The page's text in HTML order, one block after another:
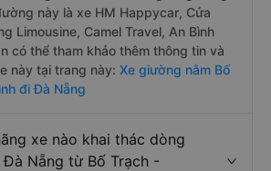
này là xe HM Happycar, Cửa
Limousine, Camel Travel, An Bình
có thể tham khảo thêm thông tin và
này tại trang này: Xe giường nằm Bố
đi Đà Nẵng
xe nào khai thác dòng
Nẵng từ Bố Trạch -